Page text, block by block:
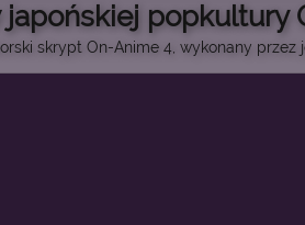
japońskiej popkultury
skrypt On-Anime 4, wykonany przez